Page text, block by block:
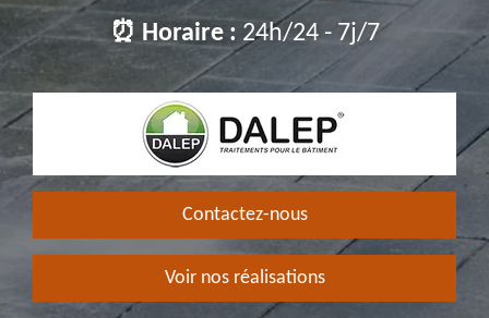
⏰ Horaire : 24h/24 - 7j/7
Contactez-nous
Voir nos réalisations